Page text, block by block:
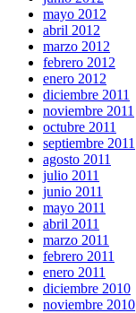
mayo 2012
abril 2012
marzo 2012
febrero 2012
enero 2012
diciembre 2011
noviembre 2011
octubre 2011
septiembre 2011
agosto 2011
julio 2011
junio 2011
mayo 2011
abril 2011
marzo 2011
febrero 2011
enero 2011
diciembre 2010
noviembre 2010